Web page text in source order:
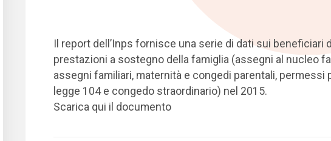
Il report dell’Inps fornisce una serie di dati sui beneficiari
prestazioni a sostegno della famiglia (assegni al nucleo
assegni familiari, maternità e congedi parentali, permessi
legge 104 e congedo straordinario) nel 2015.
Scarica qui il documento